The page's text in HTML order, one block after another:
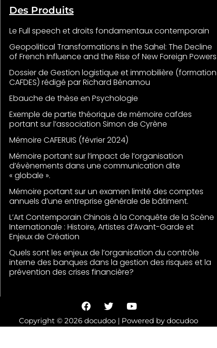
Des Produits
Le Full speech et droits fondamentaux contemporain
Geopolitical Transformations in the Sahel: The Decline
of French Influence and the Rise of New Foreign Powers
Dossier de Gestion logistique et immobilière (formation
CAFDES) rédigé par Richard Bénamou
Ebauche de thèse en Psychologie
Exemple de partie théorique de mémoire cafdes
portant sur l’association Simon de Cyrène
Mémoire CAFERUIS (février 2024)
Mémoire portant sur l’impact de l’organisation
d’évènements dans une communication dite
« globale ».
Mémoire portant sur un examen limité des comptes
annuels d’une entreprise générale de bâtiment.
L’Art Contemporain Chinois à la Conquête de la Scène
Internationale : Histoire, Artistes d’Avant-Garde et
Enjeux de Création
Quels sont les enjeux de l’organisation du contrôle
interne des banques dans la gestion des risques et la
prévention des crises financière?
F
a
c
e
T
w
i
t
Y
o
u
t
Copyright © 2026 docudoo | Powered by docudoo